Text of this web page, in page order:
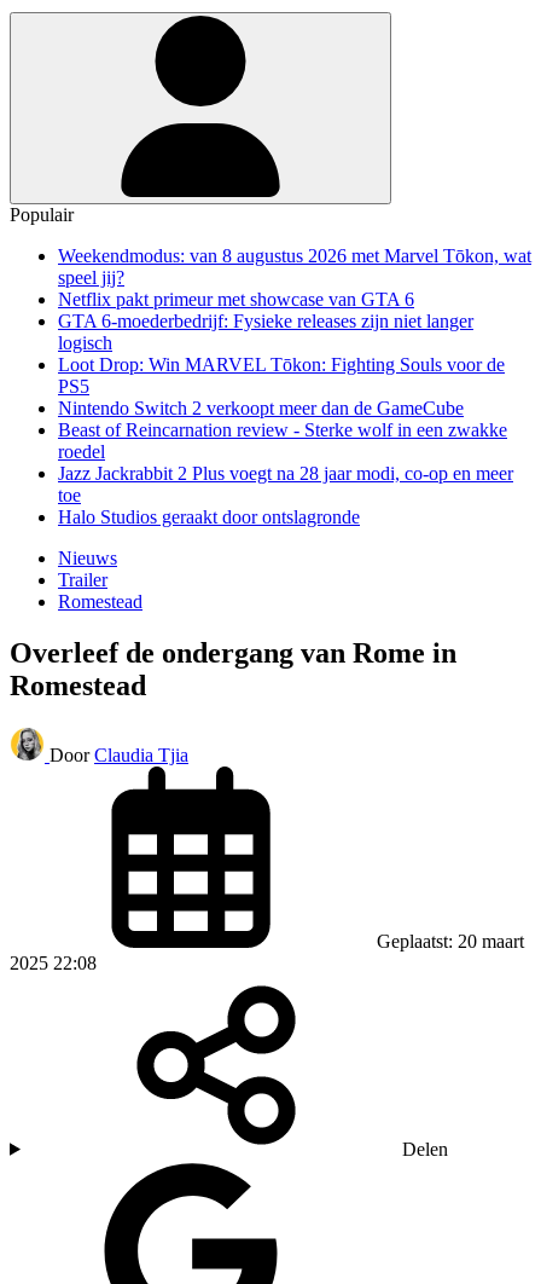
Populair
Weekendmodus: van 8 augustus 2026 met Marvel Tōkon, wat
speel jij?
Netflix pakt primeur met showcase van GTA 6
GTA 6-moederbedrijf: Fysieke releases zijn niet langer
logisch
Loot Drop: Win MARVEL Tōkon: Fighting Souls voor de
PS5
Nintendo Switch 2 verkoopt meer dan de GameCube
Beast of Reincarnation review - Sterke wolf in een zwakke
roedel
Jazz Jackrabbit 2 Plus voegt na 28 jaar modi, co-op en meer
toe
Halo Studios geraakt door ontslagronde
Nieuws
Trailer
Romestead
Overleef de ondergang van Rome in
Romestead
Door Claudia Tjia
Geplaatst: 20 maart
2025 22:08
Delen